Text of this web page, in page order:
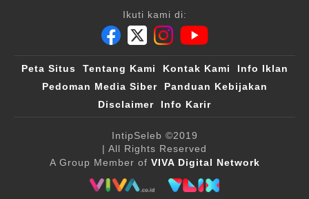
Ikuti kami di:
Peta Situs Tentang Kami Kontak Kami
Info Iklan
Pedoman Media Siber
Panduan Kebijakan
Disclaimer
Info Karir
IntipSeleb ©2019
| All Rights Reserved
A Group Member of VIVA Digital Network